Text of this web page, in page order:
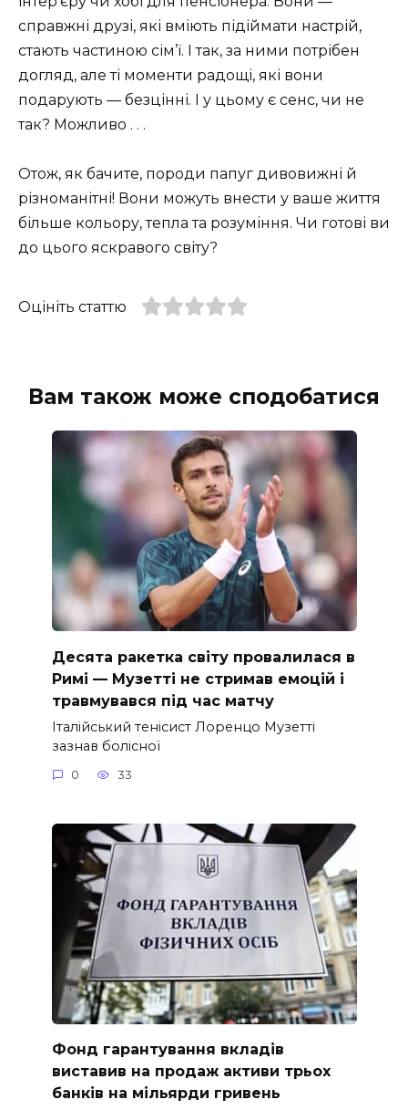
справжні друзі, які вміють підіймати настрій,
стають частиною сім’ї. І так, за ними потрібен
догляд, але ті моменти радощі, які вони
подарують — безцінні. І у цьому є сенс, чи не
так? Можливо . . .
Отож, як бачите, породи папуг дивовижні й
різноманітні! Вони можуть внести у ваше життя
більше кольору, тепла та розуміння. Чи готові ви
до цього яскравого світу?
Оцініть статтю
Вам також може сподобатися
Десята ракетка світу провалилася в
Римі — Музетті не стримав емоцій і
травмувався під час матчу
Італійський тенісист Лоренцо Музетті
зазнав болісної
0 33
Фонд гарантування вкладів
виставив на продаж активи трьох
банків на мільярди гривень